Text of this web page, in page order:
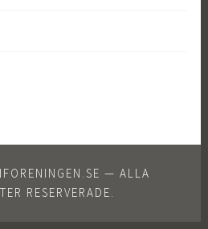
— ALLA
RESERVERADE.